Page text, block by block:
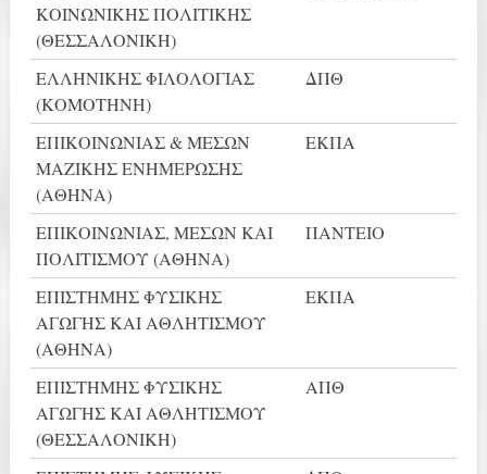
ΚΟΙΝΩΝΙΚΗΣ ΠΟΛΙΤΙΚΗΣ
(ΘΕΣΣΑΛΟΝΙΚΗ)
ΕΛΛΗΝΙΚΗΣ ΦΙΛΟΛΟΓΙΑΣ
(ΚΟΜΟΤΗΝΗ)
ΔΠΘ
ΕΠΙΚΟΙΝΩΝΙΑΣ & ΜΕΣΩΝ
ΜΑΖΙΚΗΣ ΕΝΗΜΕΡΩΣΗΣ
(ΑΘΗΝΑ)
ΕΚΠΑ
ΕΠΙΚΟΙΝΩΝΙΑΣ, ΜΕΣΩΝ ΚΑΙ
ΠΟΛΙΤΙΣΜΟΥ (ΑΘΗΝΑ)
ΠΑΝΤΕΙΟ
ΕΠΙΣΤΗΜΗΣ ΦΥΣΙΚΗΣ
ΑΓΩΓΗΣ ΚΑΙ ΑΘΛΗΤΙΣΜΟΥ
(ΑΘΗΝΑ)
ΕΚΠΑ
ΕΠΙΣΤΗΜΗΣ ΦΥΣΙΚΗΣ
ΑΓΩΓΗΣ ΚΑΙ ΑΘΛΗΤΙΣΜΟΥ
(ΘΕΣΣΑΛΟΝΙΚΗ)
ΑΠΘ